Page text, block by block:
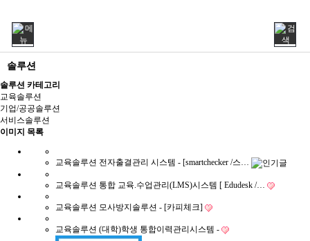
솔루션
솔루션 카테고리
교육솔루션
기업/공공솔루션
서비스솔루션
이미지 목록
교육솔루션 전자출결관리 시스템 - [smartchecker /스…
교육솔루션 통합 교육.수업관리(LMS)시스템 [ Edudesk /…
교육솔루션 모사방지솔루션 - [카피체크]
교육솔루션 (대학)학생 통합이력관리시스템 -